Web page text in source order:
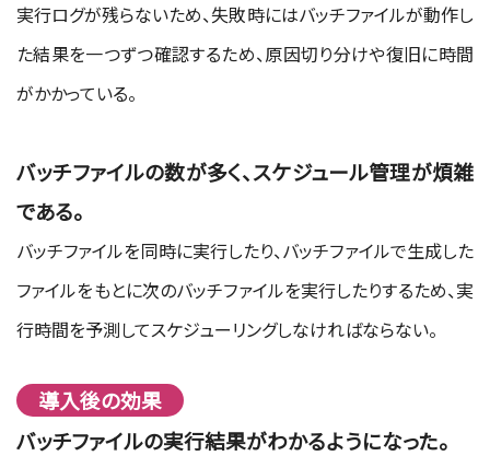
実行ログが残らないため、失敗時にはバッチファイルが動作し
た結果を一つずつ確認するため、原因切り分けや復旧に時間
がかかっている。
バッチファイルの数が多く、スケジュール管理が煩雑
である。
バッチファイルを同時に実行したり、バッチファイルで生成した
ファイルをもとに次のバッチファイルを実行したりするため、実
行時間を予測してスケジューリングしなければならない。
導入後の効果
バッチファイルの実行結果がわかるようになった。